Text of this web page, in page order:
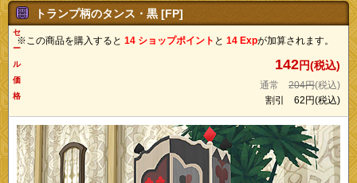
トランプ柄のタンス・黒 [FP]
※この商品を購入すると 14 ショップポイント と 14 Expが加算されます。
セ
ー
ル
価
格
142円(税込)
通常 204円(税込)
割引 62円(税込)